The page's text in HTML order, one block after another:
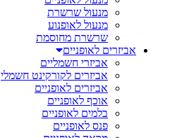
מנעול שרשרת
מנעול לאופנוע
שרשרת מחוסמת
אביזרים לאופניים
אביזרי חשמליים
אביזרים לקורקינט חשמלי
אביזרים לאופניים
אוכף לאופניים
בלמים לאופניים
פנס לאופניים